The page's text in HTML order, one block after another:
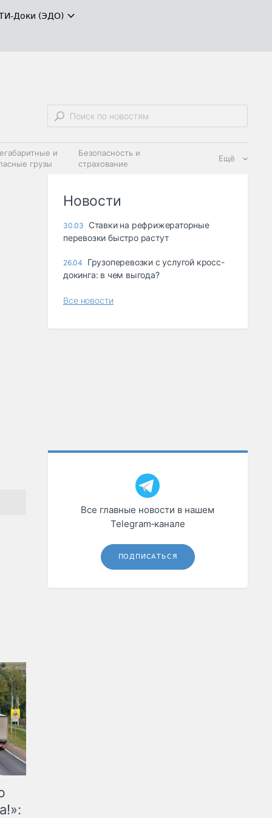
Доки (ЭДО)
и
грузы
Безопасность и
страхование
Ещё
Новости
30.03
Ставки на рефрижераторные
перевозки быстро растут
26.04
Грузоперевозки с услугой кросс-
докинга: в чем выгода?
Все новости
Все главные новости в нашем
Telegram‑канале
ПОДПИСАТЬСЯ